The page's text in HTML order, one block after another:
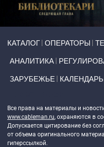
КАТАЛОГ ОПЕРАТОРЫ
АНАЛИТИКА
ЗАРУБЕЖЬЕ КАЛЕНДАРЬ
Все права на материалы и
www.cableman.ru, охраняются в
Допускается цитирование без
от объема оригинального
гиперссылкой.